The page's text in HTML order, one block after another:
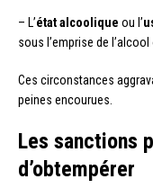
– L’état alcoolique ou l’
sous l’emprise de
Ces circonstances
peines encourues.
Les sanctions
d’obtempérer